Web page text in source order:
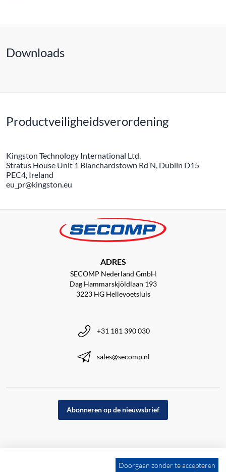
Downloads
Productveiligheidsverordening
Kingston Technology International Ltd.
Stratus House Unit 1 Blanchardstown Rd N, Dublin D15
PEC4, Ireland
eu_pr@kingston.eu
ADRES
SECOMP Nederland GmbH
Dag Hammarskjöldlaan 193
3223 HG Hellevoetsluis
+31 181 390 030
sales@secomp.nl
Abonneren op de nieuwsbrief
Doorgaan zonder te accepteren